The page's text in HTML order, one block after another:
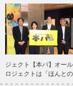
ジェクト【本パ】オー
ロジェクトは「ほんと